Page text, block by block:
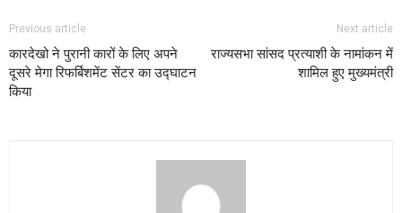
Previous article
कारदेखो ने पुरानी कारों के लिए अपने
दूसरे मेगा रिफर्बिशमेंट सेंटर का उद्घाटन
किया
Next article
राज्यसभा सांसद प्रत्याशी के नामांकन में
शामिल हुए मुख्यमंत्री